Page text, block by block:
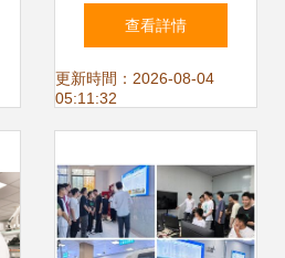
新“雙中心”格局下
的工程與技術創新
查看詳情
更新時間：2026-08-04
05:11:32